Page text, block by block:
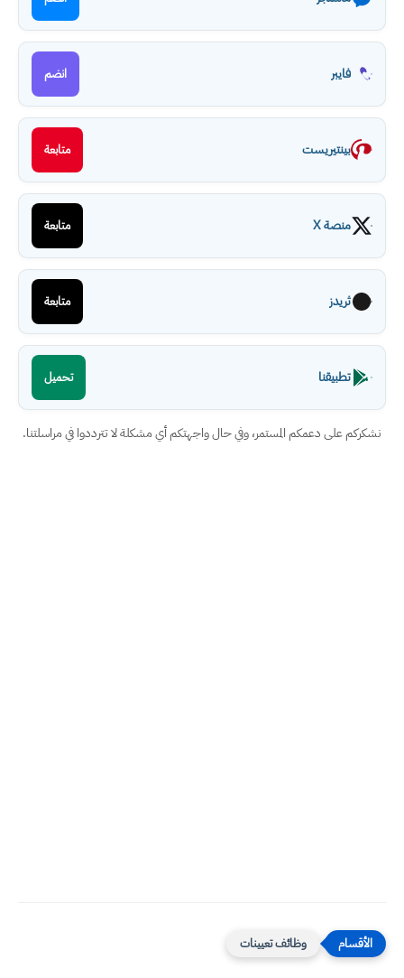
فايبر انضم
بينتيريست متابعة
منصة X متابعة
ثريدز متابعة
تطبيقنا تحميل
نشكركم على دعمكم المستمر، وفي حال واجهتكم أي مشكلة لا تترددوا في مراسلتنا.
وظائف تعيينات